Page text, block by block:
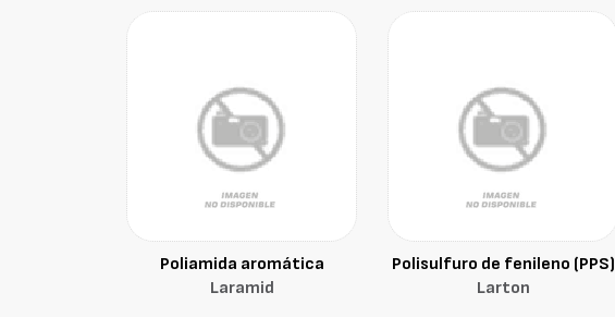
Poliamida aromática
Laramid
Polisulfuro de fenileno (PPS)
Larton